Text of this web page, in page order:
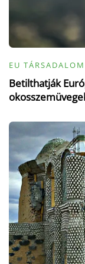
EU
Betilthatják